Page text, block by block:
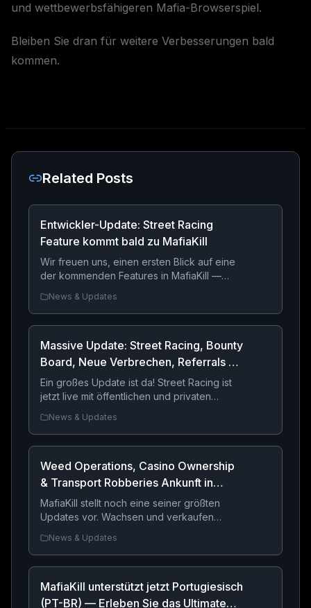
und wettbewerbsfähigeren Mafia-Browserspiel.
Bleiben Sie dran für weitere Verbesserungen bald
kommen.
Related Posts
Entwickler-Update: Street Racing
Feature kommt bald zu MafiaKill
Wir freuen uns, einen ersten Blick auf eine
der kommenden Features in MafiaKill —
News & Updates
Massive Update: Street Racing, Bounty
Board, Neue Verbrechen, Referrals &
Major UI Overhaul
Ein großes Update ist da! Street Racing ist
jetzt live mit öffentlichen und privaten
Referralbelohnungen wurden hinzugefügt,
neue Verbrechen und Geiselszenarien sind
Verbesserungen wurden über das gesamte
Spiel ausgerollt.
News & Updates
Weed Operations, Casino Ownership
& Transport Robberies Ankunft in
MafiaKill
MafiaKill stellt noch eine seiner größten
Updates vor. Wachsen und verkaufen
Welt, aktualisieren Sie Ihr kriminelles Reich,
und nehmen Sie gefährliche VIP Transport
News & Updates
MafiaKill unterstützt jetzt Portugiesisch
(PT-BR) — Erleben Sie das Ultimate